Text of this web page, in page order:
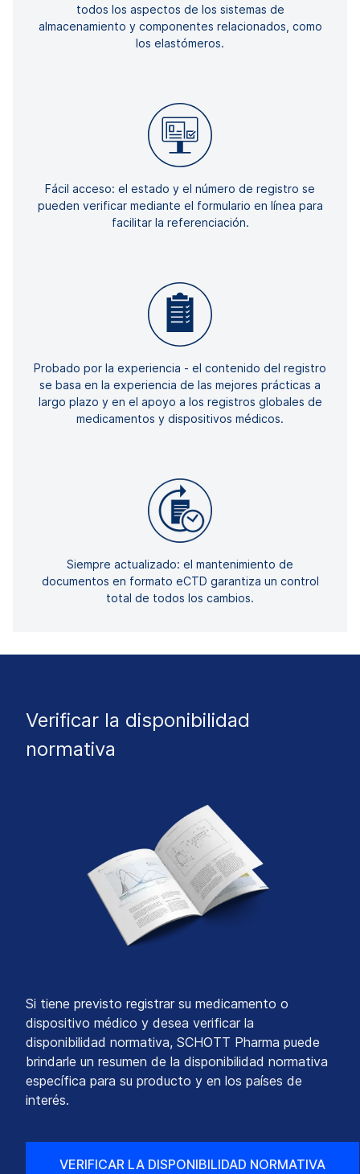
todos los aspectos de los sistemas de
almacenamiento y componentes relacionados, como
los elastómeros.
Fácil acceso: el estado y el número de registro se
pueden verificar mediante el formulario en línea para
facilitar la referenciación.
Probado por la experiencia - el contenido del registro
se basa en la experiencia de las mejores prácticas a
largo plazo y en el apoyo a los registros globales de
medicamentos y dispositivos médicos.
Siempre actualizado: el mantenimiento de
documentos en formato eCTD garantiza un control
total de todos los cambios.
Verificar la disponibilidad
normativa
Si tiene previsto registrar su medicamento o
dispositivo médico y desea verificar la
disponibilidad normativa, SCHOTT Pharma puede
brindarle un resumen de la disponibilidad normativa
específica para su producto y en los países de
interés.
VERIFICAR LA DISPONIBILIDAD NORMATIVA